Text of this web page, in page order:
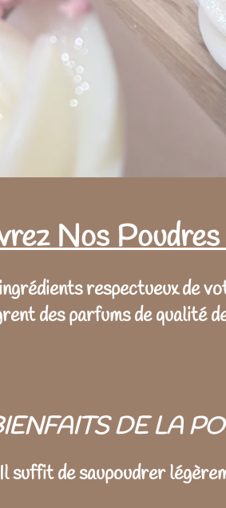
Nos
respectueux de
des parfums de qualité
DE LA
suffit de saupoudrer